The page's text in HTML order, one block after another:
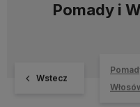
Pomady i
Wstecz